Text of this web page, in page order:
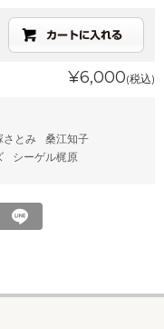
¥6,000(税込)
さとみ
桑江知子
シーゲル梶原